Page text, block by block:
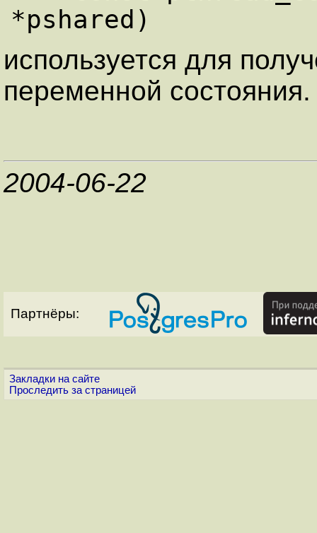
используется для
переменной состояния.
2004-06-22
Партнёры:
Закладки на сайте
Проследить за страницей